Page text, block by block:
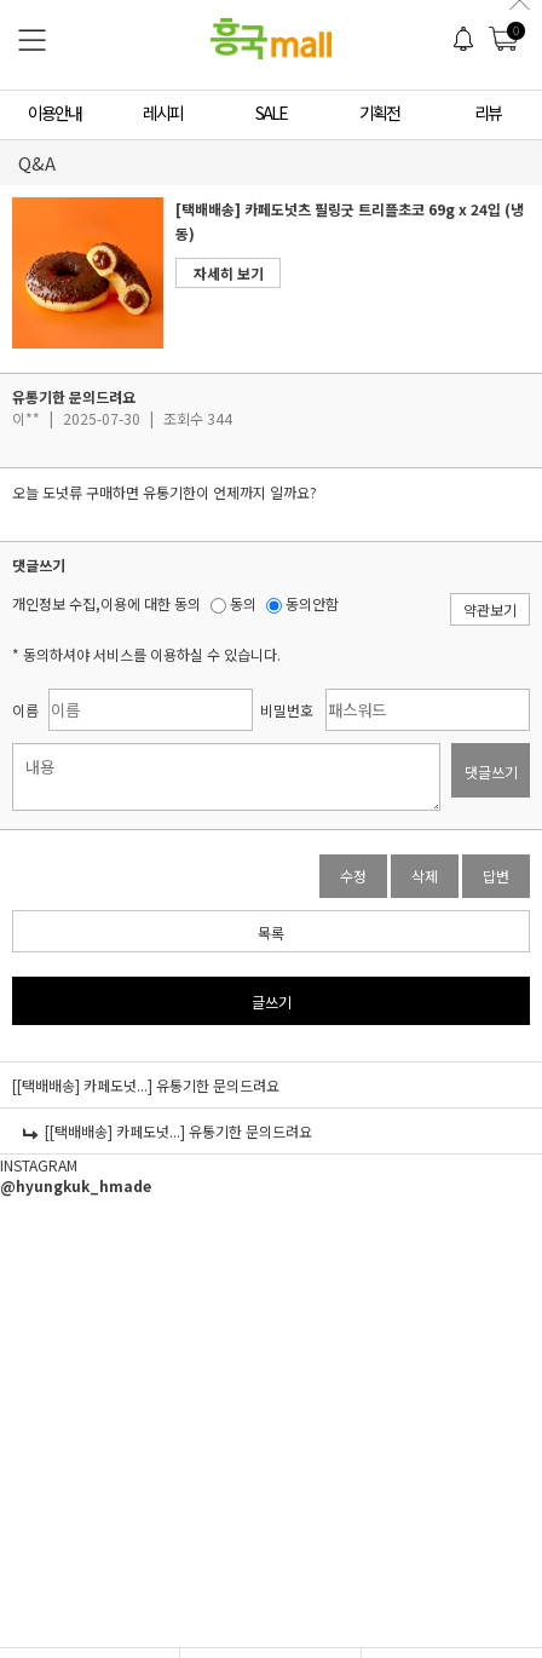
0
이용안내 레시피 SALE 기획전 리뷰
Q&A
[택배배송] 카페도넛츠 필링굿 트리플초코 69g x 24입 (냉
동)
자세히 보기
유통기한 문의드려요
이** | 2025-07-30 | 조회수 344
오늘 도넛류 구매하면 유통기한이 언제까지 일까요?
댓글쓰기
개인정보 수집,이용에 대한 동의
동의 동의안함 약관보기
* 동의하셔야 서비스를 이용하실 수 있습니다.
이름 비밀번호
댓글쓰기
수정 삭제 답변
목록
글쓰기
[[택배배송] 카페도넛...] 유통기한 문의드려요
[[택배배송] 카페도넛...] 유통기한 문의드려요
INSTAGRAM
@hyungkuk_hmade